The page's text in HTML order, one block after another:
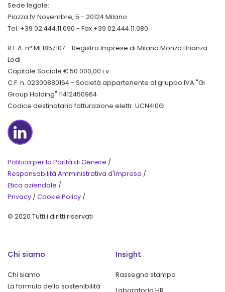
Sede legale:
Piazza IV Novembre, 5 - 20124 Milano
Tel. +39 02.444.11.090 - Fax +39 02.444.11.080
R.E.A. n° MI 1857107 - Registro Imprese di Milano Monza Brianza
Lodi
Capitale Sociale € 50.000,00 i.v.
C.F. n. 02300880164 - Società appartenente al gruppo IVA "Gi
Group Holding" 11412450964
Codice destinatario fatturazione elettr. UCN4I0G
Politica per la Parità di Genere /
Responsabilità Amministrativa d'Impresa /
Etica aziendale /
Privacy / Cookie Policy /
© 2020 Tutti i diritti riservati
Chi siamo
Chi siamo
La formula della sostenibilità
Insight
Rassegna stampa
Laboratorio HR